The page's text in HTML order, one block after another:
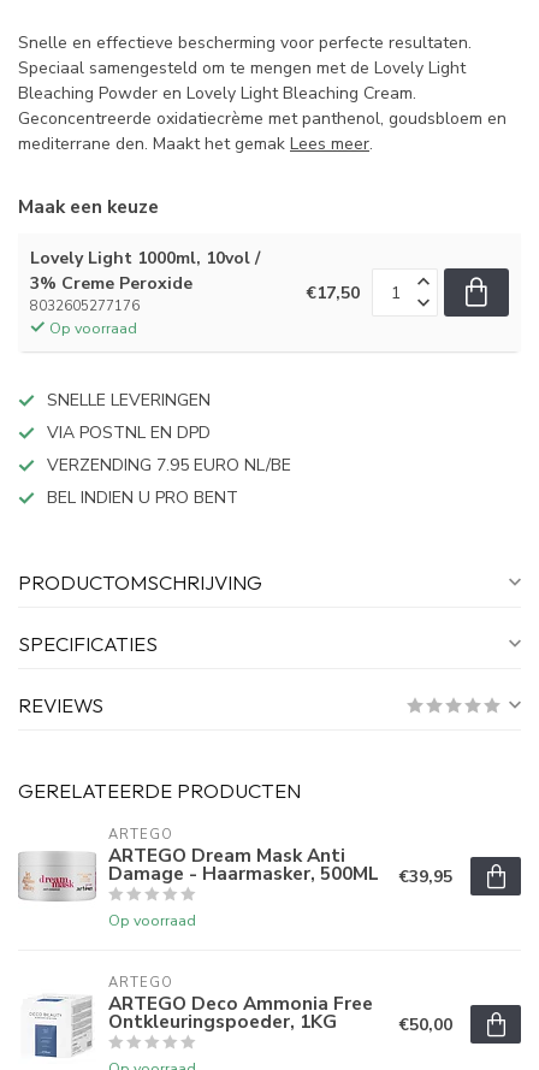
Snelle en effectieve bescherming voor perfecte resultaten.
Speciaal samengesteld om te mengen met de Lovely Light
Bleaching Powder en Lovely Light Bleaching Cream.
Geconcentreerde oxidatiecrème met panthenol, goudsbloem en
mediterrane den. Maakt het gemak Lees meer.
Maak een keuze
Lovely Light 1000ml, 10vol /
3% Creme Peroxide
8032605277176
Op voorraad
€17,50
SNELLE LEVERINGEN
VIA POSTNL EN DPD
VERZENDING 7.95 EURO NL/BE
BEL INDIEN U PRO BENT
PRODUCTOMSCHRIJVING
SPECIFICATIES
REVIEWS
GERELATEERDE PRODUCTEN
ARTEGO
ARTEGO Dream Mask Anti
Damage - Haarmasker, 500ML
Op voorraad
€39,95
ARTEGO
ARTEGO Deco Ammonia Free
Ontkleuringspoeder, 1KG €50,00